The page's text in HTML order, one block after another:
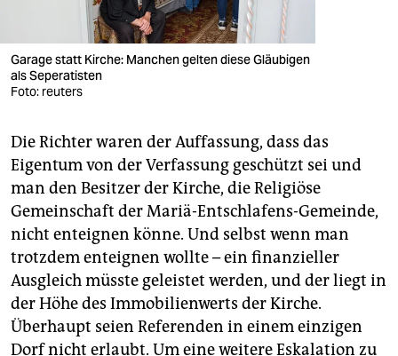
Garage statt Kirche: Manchen gelten diese Gläubigen
als Seperatisten
Foto: reuters
Die Richter waren der Auffassung, dass das
Eigentum von der Verfassung geschützt sei und
man den Besitzer der Kirche, die Religiöse
Gemeinschaft der Mariä-Entschlafens-Gemeinde,
nicht enteignen könne. Und selbst wenn man
trotzdem enteignen wollte – ein finanzieller
Ausgleich müsste geleistet werden, und der liegt in
der Höhe des Immobilienwerts der Kirche.
Überhaupt seien Referenden in einem einzigen
Dorf nicht erlaubt. Um eine weitere ­Eskalation zu